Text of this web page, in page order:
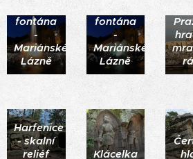
Zpívající
fontána
-
Mariánské
Lázně
Zpívající
fontána
-
Mariánské
Lázně
Harfenice
- skalní
reliéf
Klácelka